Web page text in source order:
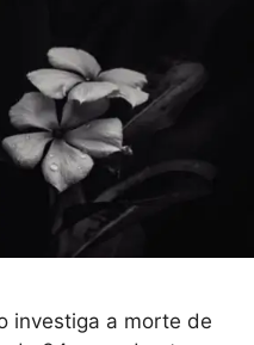
investiga a morte de